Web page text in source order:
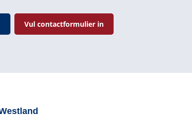
Vul contactformulier in